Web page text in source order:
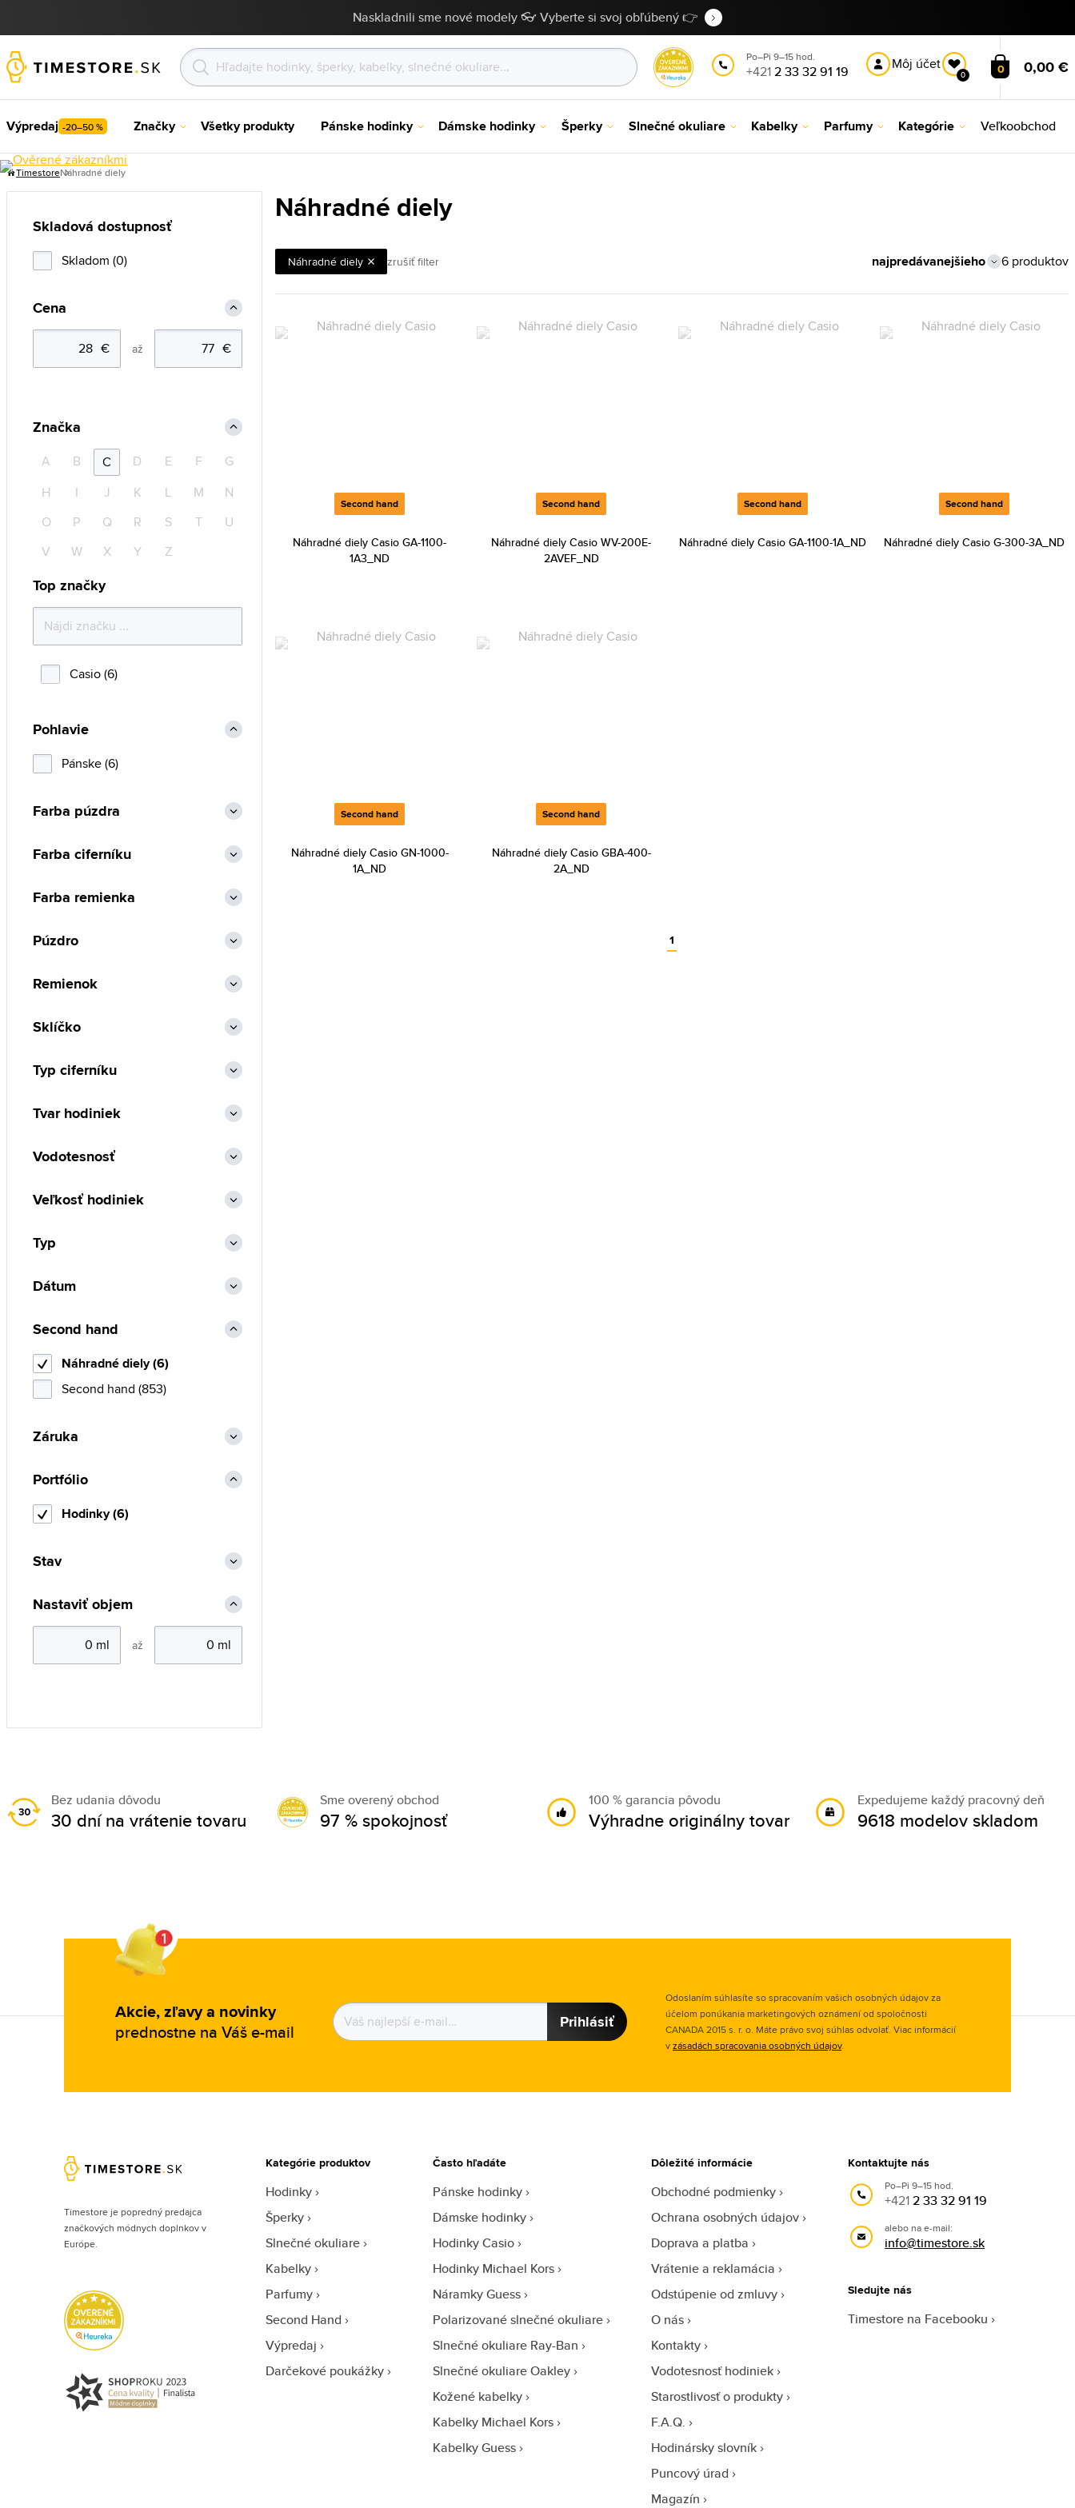
Naskladnili sme nové modely 👓 Vyberte si svoj obľúbený 👉
Po–Pi 9–15 hod.
+4212 33 32 91 19 Môj účet
0 0 0,00 €
Výpredaj -20–50 % Značky Všetky produkty Pánske hodinky Dámske hodinky Šperky Slnečné okuliare Kabelky Parfumy Kategórie Veľkoobchod
TimestoreNáhradné diely
Náhradné diely
Náhradné diely zrušiť filter 6 produktov
Second hand
Náhradné diely Casio GA-1100-
1A3_ND
Second hand
Náhradné diely Casio WV-200E-
2AVEF_ND
Second hand
Náhradné diely Casio GA-1100-1A_ND
Second hand
Náhradné diely Casio G-300-3A_ND
Second hand
Náhradné diely Casio GN-1000-
1A_ND
Second hand
Náhradné diely Casio GBA-400-
2A_ND
1
Skladová dostupnosť
Skladom (0)
Cena
až
Značka
A B C D E F
G
H
I J K L M
N
O
P Q R S T
U
V
W X Y Z
Top značky
Casio (6)
Pohlavie
Pánske (6)
Farba púzdra
Farba ciferníku
Farba remienka
Púzdro
Remienok
Sklíčko
Typ ciferníku
Tvar hodiniek
Vodotesnosť
Veľkosť hodiniek
Typ
Dátum
Second hand
Náhradné diely (6)
Second hand (853)
Záruka
Portfólio
Hodinky (6)
Stav
Nastaviť objem
až
Bez udania dôvodu
30 dní na vrátenie tovaru
Sme overený obchod
97 % spokojnosť
100 % garancia pôvodu
Výhradne originálny tovar
Expedujeme každý pracovný deň
9618 modelov skladom
Akcie, zľavy a novinky
prednostne na Váš e-mail Prihlásiť
Odoslaním súhlasíte so spracovaním vašich osobných údajov za
účelom ponúkania marketingových oznámení od spoločnosti
CANADA 2015 s. r. o. Máte právo svoj súhlas odvolať. Viac informácií
vzásadách spracovania osobných údajov.
Timestore je popredný predajca
značkových módnych doplnkov v
Európe.
Kategórie produktov
Hodinky
Šperky
Slnečné okuliare
Kabelky
Parfumy
Second Hand
Výpredaj
Darčekové poukážky
Často hľadáte
Pánske hodinky
Dámske hodinky
Hodinky Casio
Hodinky Michael Kors
Náramky Guess
Polarizované slnečné okuliare
Slnečné okuliare Ray-Ban
Slnečné okuliare Oakley
Kožené kabelky
Kabelky Michael Kors
Kabelky Guess
Dôležité informácie
Obchodné podmienky
Ochrana osobných údajov
Doprava a platba
Vrátenie a reklamácia
Odstúpenie od zmluvy
O nás
Kontakty
Vodotesnosť hodiniek
Starostlivosť o produkty
F.A.Q.
Hodinársky slovník
Puncový úrad
Magazín
Kontaktujte nás
Po–Pi 9–15 hod.
+4212 33 32 91 19
alebo na e-mail:
info@timestore.sk
Sledujte nás
Timestore na Facebooku